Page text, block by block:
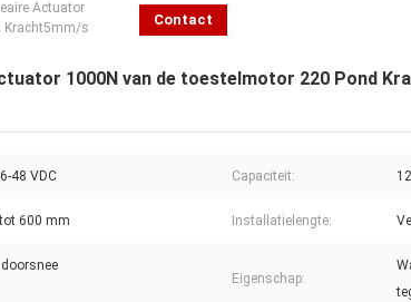
Actuator
Kracht5mm/s
Contact
1000N van de toestelmotor 220 Pond
48 VDC Capaciteit:
600 mm Installatielengte:
Eigenschap: